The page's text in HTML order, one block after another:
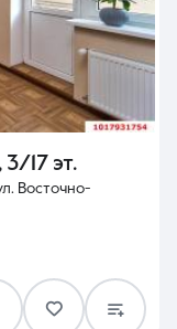
, 3/17 эт.
Восточно-